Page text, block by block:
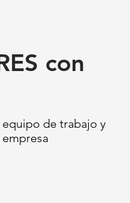
con
de trabajo y